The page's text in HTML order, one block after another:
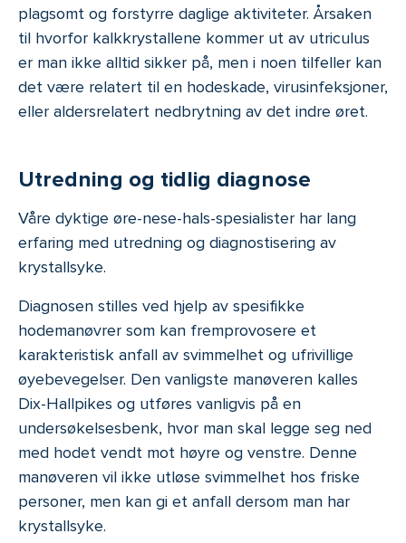
plagsomt og forstyrre daglige aktiviteter. Årsaken
til hvorfor kalkkrystallene kommer ut av utriculus
er man ikke alltid sikker på, men i noen tilfeller kan
det være relatert til en hodeskade, virusinfeksjoner,
eller aldersrelatert nedbrytning av det indre øret.
Utredning og tidlig diagnose
Våre dyktige øre-nese-hals-spesialister har lang
erfaring med utredning og diagnostisering av
krystallsyke.
Diagnosen stilles ved hjelp av spesifikke
hodemanøvrer som kan fremprovosere et
karakteristisk anfall av svimmelhet og ufrivillige
øyebevegelser. Den vanligste manøveren kalles
Dix-Hallpikes og utføres vanligvis på en
undersøkelsesbenk, hvor man skal legge seg ned
med hodet vendt mot høyre og venstre. Denne
manøveren vil ikke utløse svimmelhet hos friske
personer, men kan gi et anfall dersom man har
krystallsyke.